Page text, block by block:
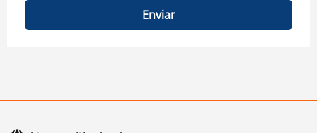
Enviar